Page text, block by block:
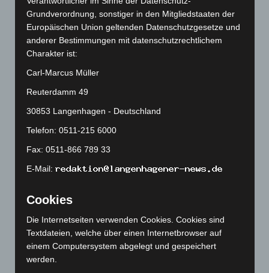
März 2026(115)
Februar 2026
(109)
Januar 2026 (122)
Dezember 2025(103)
November 2025(114)
Oktober 2025
(112)
September 2025 (93)
Mai 2025(112)
April 2025
(88)
März 2025(111)
Februar 2025(96)
Grundverordnung, sonstiger in den Mitgliedstaaten der
Europäischen Union geltenden Datenschutzgesetze und
anderer Bestimmungen mit datenschutzrechtlichem
Charakter ist:
Carl-Marcus Müller
Reuterdamm 49
30853 Langenhagen - Deutschland
Telefon: 0511-215 6000
Fax: 0511-866 789 33
E-Mail:
Cookies
Die Internetseiten verwenden Cookies. Cookies sind
Textdateien, welche über einen Internetbrowser auf
einem Computersystem abgelegt und gespeichert
werden.